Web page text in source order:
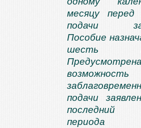
месяцу перед
подачи
Пособие
шесть
Предусмотрена
возможность
подачи
периода